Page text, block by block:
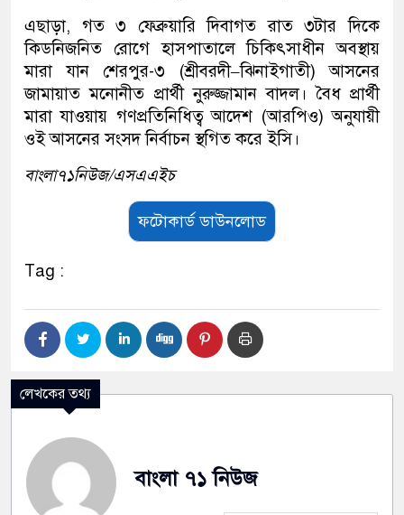
এছাড়া, গত ৩ ফেব্রুয়ারি দিবাগত রাত ৩টার দিকে
কিডনিজনিত রোগে হাসপাতালে চিকিৎসাধীন অবস্থায়
মারা যান শেরপুর-৩ (শ্রীবরদী–ঝিনাইগাতী) আসনের
জামায়াত মনোনীত প্রার্থী নুরুজ্জামান বাদল। বৈধ প্রার্থী
মারা যাওয়ায় গণপ্রতিনিধিত্ব আদেশ (আরপিও) অনুযায়ী
ওই আসনের সংসদ নির্বাচন স্থগিত করে ইসি।
বাংলা৭১নিউজ/এসএএইচ
ফটোকার্ড ডাউনলোড
Tag :
লেখকের তথ্য
বাংলা ৭১ নিউজ